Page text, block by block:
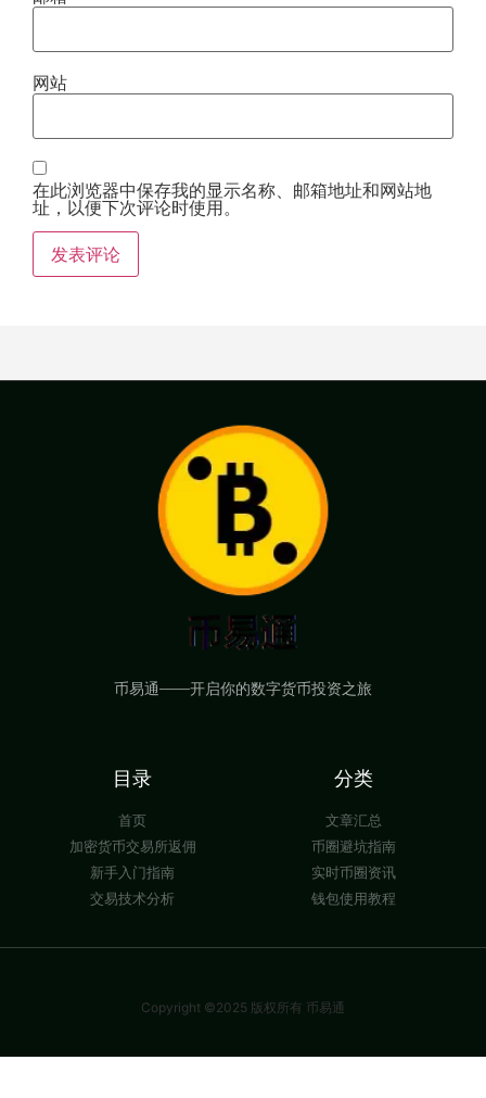
网站
在此浏览器中保存我的显示名称、邮箱地址和网站地
址，以便下次评论时使用。
币易通——开启你的数字货币投资之旅
目录
首页
加密货币交易所返佣
新手入门指南
交易技术分析
分类
文章汇总
币圈避坑指南
实时币圈资讯
钱包使用教程
Copyright ©2025 版权所有 币易通